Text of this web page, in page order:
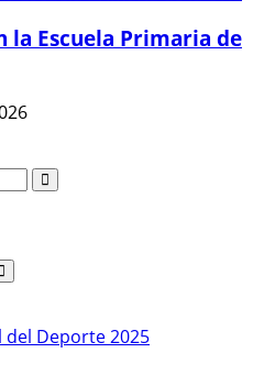
la Escuela Primaria de
del Deporte 2025